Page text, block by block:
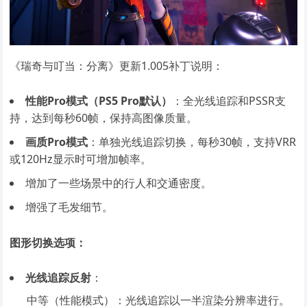
《瑞奇与叮当：分离》更新1.005补丁说明：
性能Pro模式（PS5 Pro默认）
：全光线追踪和PSSR支
持，达到每秒60帧，保持高图像质量。
画质Pro模式 ：单独光线追踪切换，每秒30帧，支持VRR
或120Hz显示时可增加帧率。
增加了一些场景中的行人和交通密度。
增强了毛发细节。
图形切换选项：
光线追踪反射 ：
中等（性能模式）：光线追踪以一半渲染分辨率进行。